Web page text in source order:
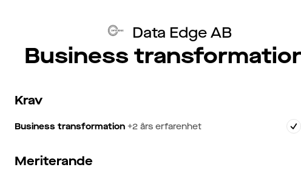
Data Edge AB
Business
Krav
Business transformation +2 års erfarenhet
Meriterande